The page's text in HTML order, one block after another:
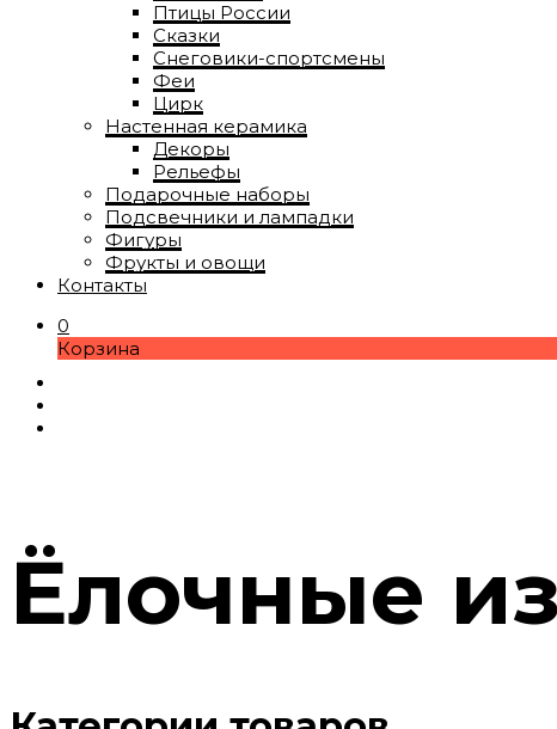
Птицы России
Сказки
Снеговики-спортсмены
Феи
Цирк
Настенная керамика
Декоры
Рельефы
Подарочные наборы
Подсвечники и лампадки
Фигуры
Фрукты и овощи
Контакты
0
Корзина
Ёлочные